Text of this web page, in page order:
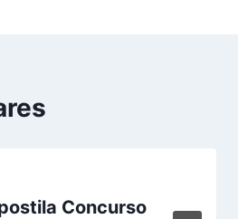
Concurso